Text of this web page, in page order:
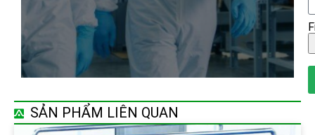
SẢN PHẨM LIÊN QUAN